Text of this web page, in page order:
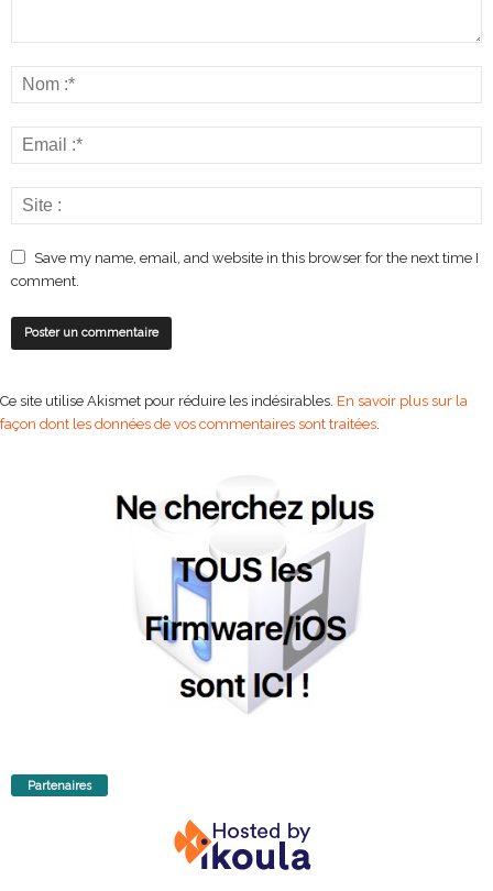
Save my name, email, and website in this browser for the next time I
comment.
Ce site utilise Akismet pour réduire les indésirables. En savoir plus sur la
façon dont les données de vos commentaires sont traitées.
Partenaires